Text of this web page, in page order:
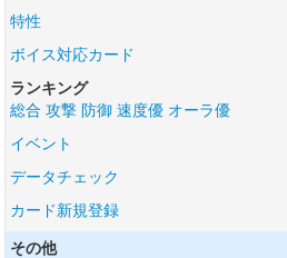
特性
ボイス対応カード
ランキング
総合 攻撃 防御 速度優 オーラ優
イベント
データチェック
カード新規登録
その他